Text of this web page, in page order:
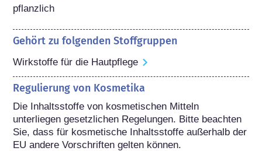
pflanzlich
Gehört zu folgenden Stoffgruppen
Wirkstoffe für die Hautpflege
Regulierung von Kosmetika
Die Inhaltsstoffe von kosmetischen Mitteln
unterliegen gesetzlichen Regelungen. Bitte beachten
Sie, dass für kosmetische Inhaltsstoffe außerhalb der
EU andere Vorschriften gelten können.